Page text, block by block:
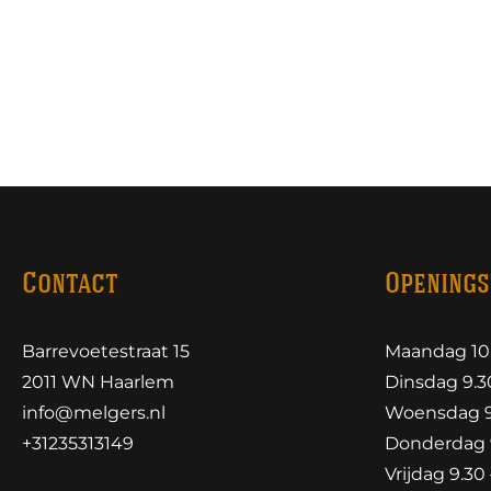
Contact
Barrevoetestraat 15
2011 WN Haarlem
info@melgers.nl
+31235313149
Maandag
Dinsdag
Woensdag
Donderdag
Vrijdag 9.30